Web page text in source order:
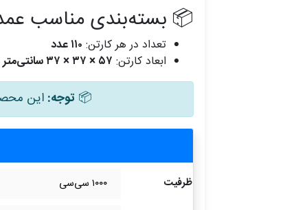
📦 بسته‌بندی مناسب
تعداد در هر کارتن: ۱۱۰ عدد
ابعاد کارتن: ۵۷ × ۳۷ × ۳۷ سانتی‌متر
📦 توجه: این محصول در کارتن‌های ۱۱۰
ظرفیت ۱۰۰۰ سی‌سی